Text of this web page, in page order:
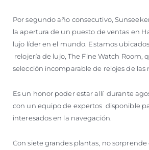
Por segundo año consecutivo,
la apertura de un puesto de ventas en
lujo líder en el mundo. Estamos
relojería de lujo, The Fine Watch Room,
selección incomparable de relojes de las
Es un honor poder estar allí durante
con un equipo de expertos disponible
interesados en la navegación.
Con siete grandes plantas, no